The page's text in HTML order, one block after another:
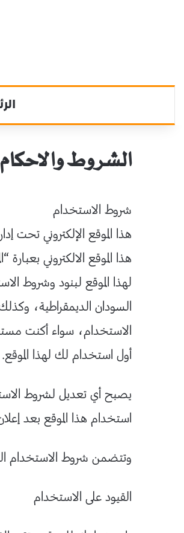
الشروط والاحكام
شروط الاستخدام
هذا الموقع الإلكتروني تحت
هذا الموقع الالكتروني
لهذا الموقع لبنود وشروط
السودان الديمقراطية،
الاستخدام، سواء أكنت
أول استخدام لك لهذا الموقع.
يصبح أي تعديل لشروط
استخدام هذا الموقع بعد
وتتضمن شروط الاستخدام
القيود على الاستخدام